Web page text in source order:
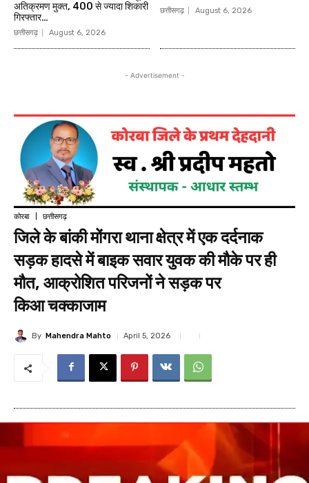
अतिक्रमण मुक्त, 400 से ज्यादा शिकारी
गिरफ्तार…
छत्तीसगढ़ August 6, 2026
छत्तीसगढ़ August 6, 2026
- Advertisement -